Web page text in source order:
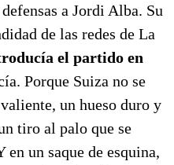
a Jordi Alba. Su
de las redes de La
el partido en
Porque Suiza no se
un hueso duro y
tiro al palo que se
un saque de esquina,